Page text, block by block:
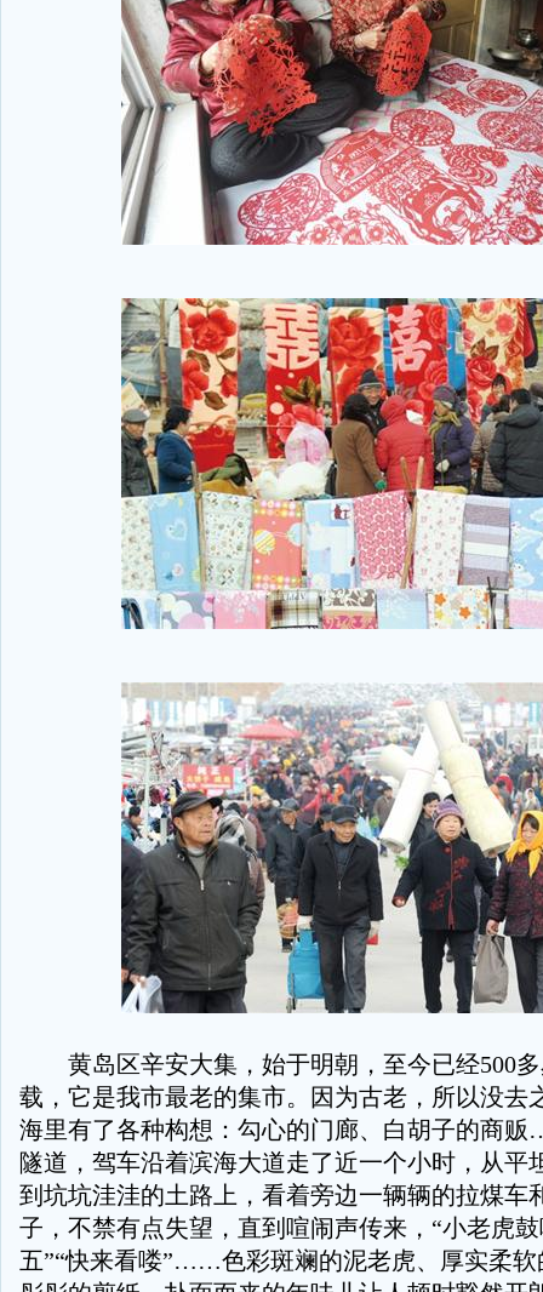
黄岛区辛安大集，始于明朝，至今已经500多
载，它是我市最老的集市。因为古老，所以没去
海里有了各种构想：勾心的门廊、白胡子的商
隧道，驾车沿着滨海大道走了近一个小时，从平
到坑坑洼洼的土路上，看着旁边一辆辆的拉煤车
子，不禁有点失望，直到喧闹声传来，“小老虎
五”“快来看喽”……色彩斑斓的泥老虎、厚实柔软